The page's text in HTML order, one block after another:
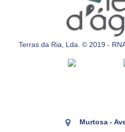
Terras da Ria, Lda. © 2019 -
Murtosa -